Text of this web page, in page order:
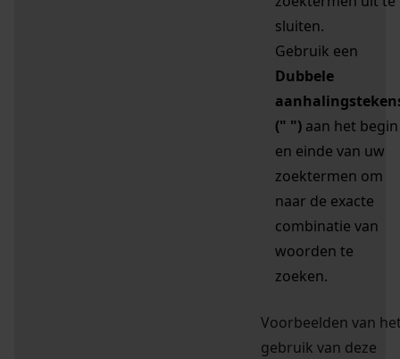
sluiten.
Gebruik een
Dubbele
(" ") aan het begin
en einde van uw
zoektermen om
naar de exacte
combinatie van
woorden te
zoeken.
Voorbeelden van
gebruik van deze